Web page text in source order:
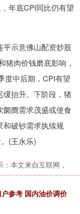
年底CPI同比仍有望
平示意佛山配资炒股
猪肉价钱磨底影响，
度中后期，CPI有望
缓抬升。下阶段，猪
阛阓需求茂盛或使食
和破钞需求执续规
(王永乐)
本文来自互联网，
参考 国内油价调价